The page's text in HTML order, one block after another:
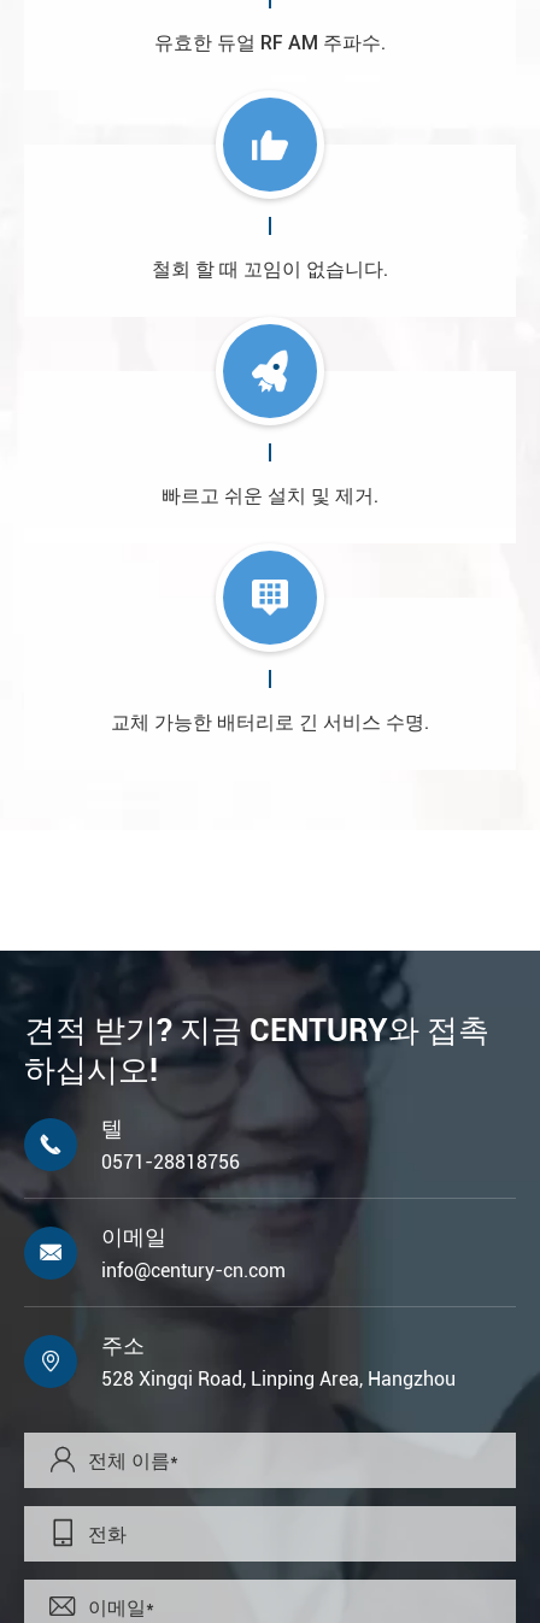
유효한 듀얼 RF AM 주파수.
철회 할 때 꼬임이 없습니다.
빠르고 쉬운 설치 및 제거.
교체 가능한 배터리로 긴 서비스 수명.
견적 받기? 지금 CENTURY와 접촉
하십시오!

텔
0571-28818756

이메일
info@century-cn.com

주소
528 Xingqi Road, Linping Area, Hangzhou


